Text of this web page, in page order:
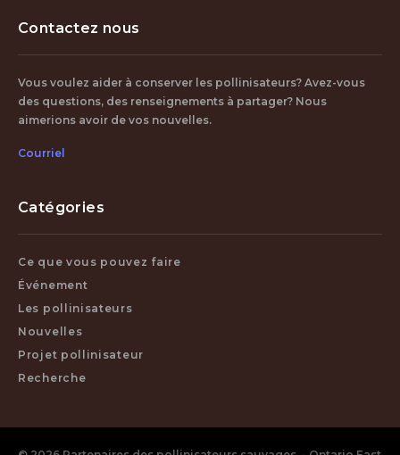
Contactez nous
Vous voulez aider à conserver les pollinisateurs? Avez-vous
des questions, des renseignements à partager? Nous
aimerions avoir de vos nouvelles.
Courriel
Catégories
Ce que vous pouvez faire
Événement
Les pollinisateurs
Nouvelles
Projet pollinisateur
Recherche